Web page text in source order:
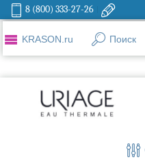
8 (800) 333-27-26
KRASON.ru Поиск